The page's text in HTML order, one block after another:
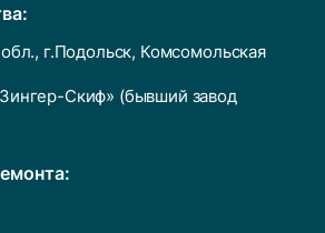
г.Подольск, Комсомольская
Скиф» (бывший завод